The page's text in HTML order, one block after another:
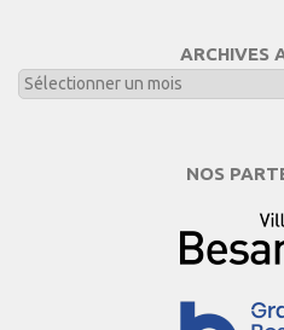
ARCHIVES
NOS